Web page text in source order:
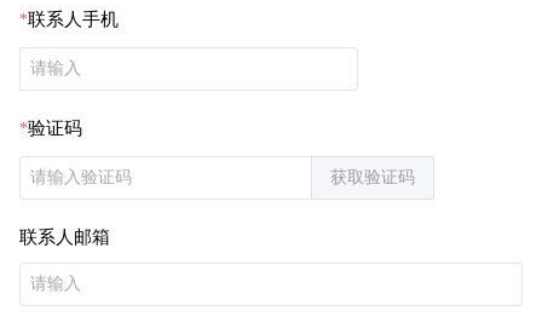
联系人手机
验证码
获取验证码
联系人邮箱